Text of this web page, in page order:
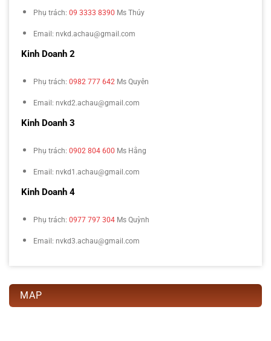
Phụ trách: 09 3333 8390 Ms Thúy
Email: nvkd.achau@gmail.com
Kinh Doanh 2
Phụ trách: 0982 777 642 Ms Quyên
Email: nvkd2.achau@gmail.com
Kinh Doanh 3
Phụ trách: 0902 804 600 Ms Hằng
Email: nvkd1.achau@gmail.com
Kinh Doanh 4
Phụ trách: 0977 797 304 Ms Quỳnh
Email: nvkd3.achau@gmail.com
MAP